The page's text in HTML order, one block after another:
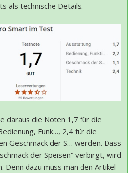
als technische Details.
daraus die Noten 1,7 für die
Funk…, 2,4 für die
Geschmack der S… werden. Dass
der Speisen“ verbirgt, wird
Denn dazu muss man den Artikel